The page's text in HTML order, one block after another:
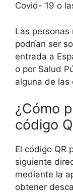
Covid- 19 o
Las personas
podrían ser
entrada a
o por Salud
alguna de las
¿Cómo
código
El código QR
siguiente
mediante la
obtener